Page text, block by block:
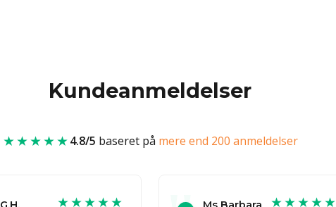
Kundeanmeldelser
★★★★★4.8/5 baseret på mere end 200 anmeldelser
★★★★★ ★★★★★